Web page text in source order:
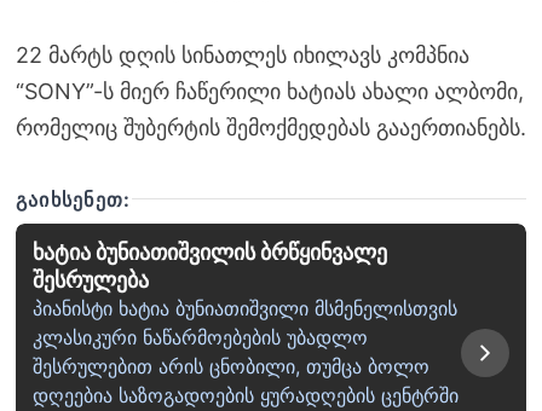
22 მარტს დღის სინათლეს იხილავს კომპნია
“SONY”-ს მიერ ჩაწერილი ხატიას ახალი ალბომი,
რომელიც შუბერტის შემოქმედებას გააერთიანებს.
ᲒᲐᲘᲮᲡᲔᲜᲔᲗ:
ხატია ბუნიათიშვილის ბრწყინვალე
შესრულება
პიანისტი ხატია ბუნიათიშვილი მსმენელისთვის
კლასიკური ნაწარმოებების უბადლო
შესრულებით არის ცნობილი, თუმცა ბოლო
დღეებია საზოგადოების ყურადღების ცენტრში